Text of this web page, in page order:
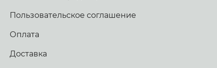
Пользовательское соглашение
Оплата
Доставка